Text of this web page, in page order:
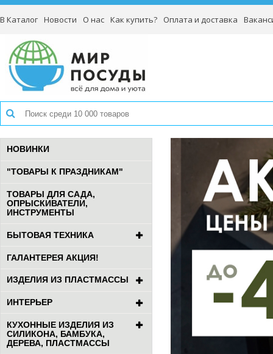
В Каталог Новости О нас Как купить? Оплата и доставка
НОВИНКИ
"ТОВАРЫ К ПРАЗДНИКАМ"
ТОВАРЫ ДЛЯ САДА,
ОПРЫСКИВАТЕЛИ,
ИНСТРУМЕНТЫ
БЫТОВАЯ ТЕХНИКА
ГАЛАНТЕРЕЯ АКЦИЯ!
ИЗДЕЛИЯ ИЗ ПЛАСТМАССЫ
ИНТЕРЬЕР
КУХОННЫЕ ИЗДЕЛИЯ ИЗ
СИЛИКОНА, БАМБУКА,
ДЕРЕВА, ПЛАСТМАССЫ